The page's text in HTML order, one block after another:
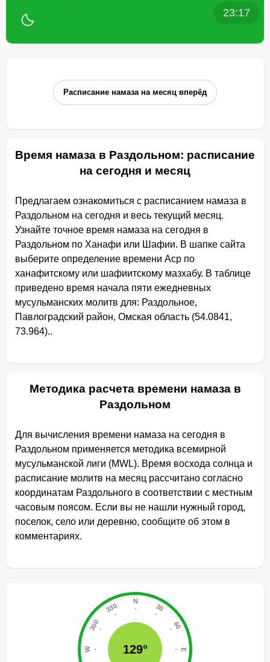
23:17
Расписание намаза на месяц вперёд
Время намаза в Раздольном: расписание
на сегодня и месяц
Предлагаем ознакомиться с расписанием намаза в
Раздольном на сегодня и весь текущий месяц.
Узнайте точное время намаза на сегодня в
Раздольном по Ханафи или Шафии. В шапке сайта
выберите определение времени Аср по
ханафитскому или шафиитскому мазхабу. В таблице
приведено время начала пяти ежедневных
мусульманских молитв для: Раздольное,
Павлоградский район, Омская область (54.0841,
73.964)..
Методика расчета времени намаза в
Раздольном
Для вычисления времени намаза на сегодня в
Раздольном применяется методика всемирной
мусульманской лиги (MWL). Время восхода солнца и
расписание молитв на месяц рассчитано согласно
координатам Раздольного в соответствии с местным
часовым поясом. Если вы не нашли нужный город,
поселок, село или деревню, сообщите об этом в
комментариях.
129°